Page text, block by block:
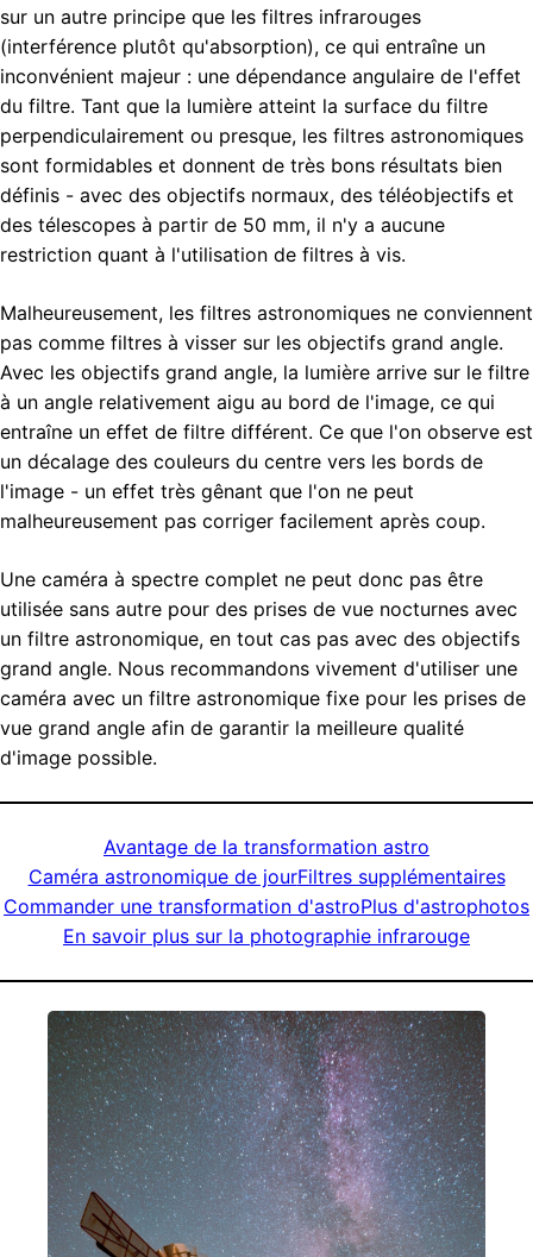
sur un autre principe que les filtres infrarouges
(interférence plutôt qu'absorption), ce qui entraîne un
inconvénient majeur : une dépendance angulaire de l'effet
du filtre. Tant que la lumière atteint la surface du filtre
perpendiculairement ou presque, les filtres astronomiques
sont formidables et donnent de très bons résultats bien
définis - avec des objectifs normaux, des téléobjectifs et
des télescopes à partir de 50 mm, il n'y a aucune
restriction quant à l'utilisation de filtres à vis.
Malheureusement, les filtres astronomiques ne conviennent
pas comme filtres à visser sur les objectifs grand angle.
Avec les objectifs grand angle, la lumière arrive sur le filtre
à un angle relativement aigu au bord de l'image, ce qui
entraîne un effet de filtre différent. Ce que l'on observe est
un décalage des couleurs du centre vers les bords de
l'image - un effet très gênant que l'on ne peut
malheureusement pas corriger facilement après coup.
Une caméra à spectre complet ne peut donc pas être
utilisée sans autre pour des prises de vue nocturnes avec
un filtre astronomique, en tout cas pas avec des objectifs
grand angle. Nous recommandons vivement d'utiliser une
caméra avec un filtre astronomique fixe pour les prises de
vue grand angle afin de garantir la meilleure qualité
d'image possible.
Avantage de la transformation astro
Caméra astronomique de jourFiltres supplémentaires
Commander une transformation d'astroPlus d'astrophotos
En savoir plus sur la photographie infrarouge